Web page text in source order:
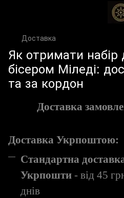
Доставка
Як отримати
бісером Міледі:
та за кордон
Доставка
Доставка Укрпоштою:
Стандартна
Укрпошти - від 45
днів